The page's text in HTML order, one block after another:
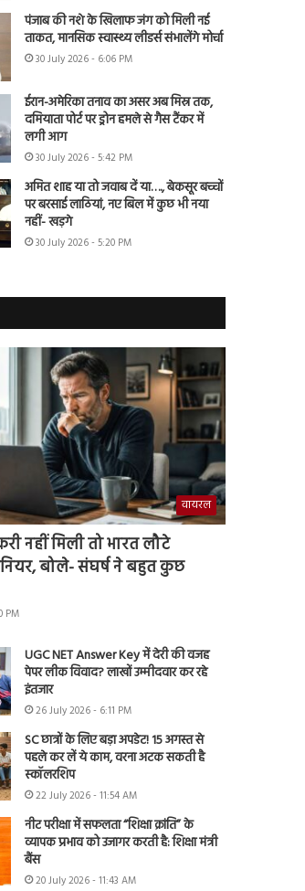
पंजाब की नशे के खिलाफ जंग को मिली नई
ताकत, मानसिक स्वास्थ्य लीडर्स संभालेंगे मोर्चा
30 July 2026 - 6:06 PM
ईरान-अमेरिका तनाव का असर अब मिस्र तक,
दमियाता पोर्ट पर ड्रोन हमले से गैस टैंकर में
लगी आग
30 July 2026 - 5:42 PM
अमित शाह या तो जवाब दें या…., बेकसूर बच्चों
पर बरसाई लाठियां, नए बिल में कुछ भी नया
नहीं- खड़गे
30 July 2026 - 5:20 PM
वायरल
नहीं मिली तो भारत लौटे
बोले- संघर्ष ने बहुत कुछ
PM
UGC NET Answer Key में देरी की वजह
पेपर लीक विवाद? लाखों उम्मीदवार कर रहे
इंतजार
26 July 2026 - 6:11 PM
SC छात्रों के लिए बड़ा अपडेट! 15 अगस्त से
पहले कर लें ये काम, वरना अटक सकती है
स्कॉलरशिप
22 July 2026 - 11:54 AM
नीट परीक्षा में सफलता “शिक्षा क्रांति” के
व्यापक प्रभाव को उजागर करती है: शिक्षा मंत्री
बैंस
20 July 2026 - 11:43 AM